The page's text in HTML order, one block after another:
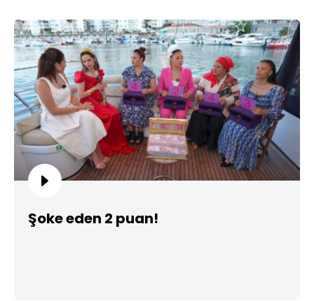
Şoke eden 2 puan!